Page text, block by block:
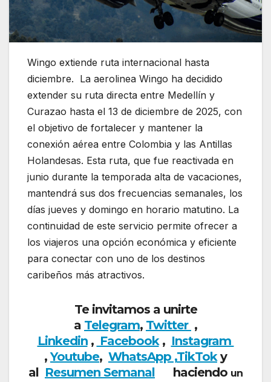
Wingo extiende ruta internacional hasta
diciembre. La aerolinea Wingo ha decidido
extender su ruta directa entre Medellín y
Curazao hasta el 13 de diciembre de 2025, con
el objetivo de fortalecer y mantener la
conexión aérea entre Colombia y las Antillas
Holandesas. Esta ruta, que fue reactivada en
junio durante la temporada alta de vacaciones,
mantendrá sus dos frecuencias semanales, los
días jueves y domingo en horario matutino. La
continuidad de este servicio permite ofrecer a
los viajeros una opción económica y eficiente
para conectar con uno de los destinos
caribeños más atractivos.
Te invitamos a unirte
a Telegram, Twitter ,
Linkedin, Facebook, Instagram
,Youtube, WhatsApp ,TikToky
al Resumen Semanal haciendo un